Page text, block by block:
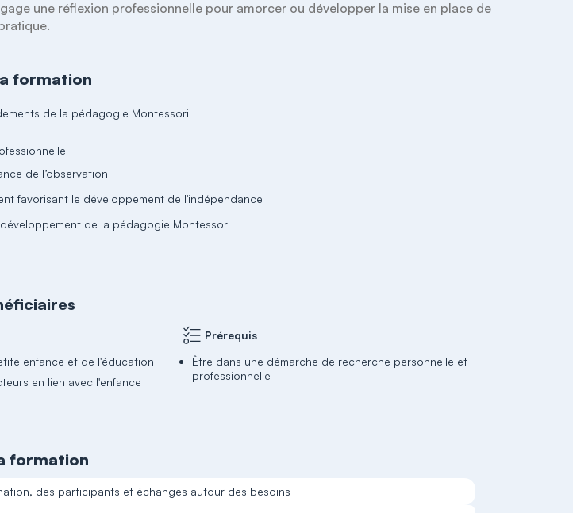
une réflexion professionnelle pour amorcer ou développer la mise en place de
formation
de la pédagogie Montessori
de l’observation
favorisant le développement de l'indépendance
de la pédagogie Montessori
enfance et de l'éducation
en lien avec l'enfance
Prérequis
Être dans une démarche de recherche personnelle et
professionnelle
formation
des participants et échanges autour des besoins